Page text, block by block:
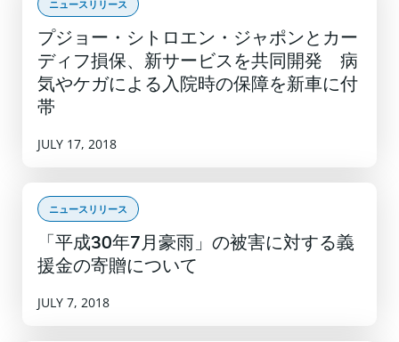
ニュースリリース
プジョー・シトロエン・ジャポンとカー
ディフ損保、新サービスを共同開発 病
気やケガによる入院時の保障を新車に付
帯
JULY 17, 2018
ニュースリリース
「平成30年7月豪雨」の被害に対する義
援金の寄贈について
JULY 7, 2018